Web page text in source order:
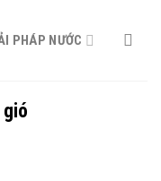
PHÁP NƯỚC
gió